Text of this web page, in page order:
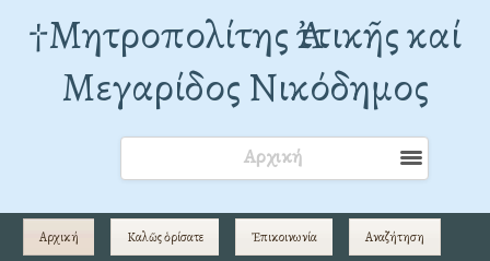
†Mητροπολίτης Ἀττικῆς καί
Μεγαρίδος Νικόδημος
Αρχική
Αρχική Καλῶς ὁρίσατε Ἐπικοινωνία Αναζήτηση